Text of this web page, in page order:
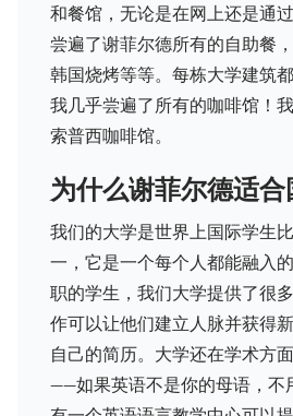
和餐馆，无论是在网上还是通
尝遍了谢菲尔德所有的自助餐
韩国烧烤等等。每栋大学建筑
我几乎尝遍了所有的咖啡馆！
索普西咖啡馆。
为什么谢菲尔德适合
我们的大学是世界上国际学生
一，它是一个每个人都能融入
职的学生，我们大学提供了很
作可以让他们建立人脉并获得
自己的简历。大学还在学术方
——如果英语不是你的母语，不